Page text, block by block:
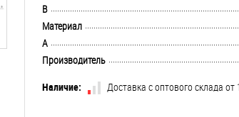
B
Материал
A
Производитель
Наличие:
Доставка с оптового склада от